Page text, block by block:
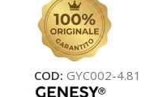
COD: GYC002-4.81